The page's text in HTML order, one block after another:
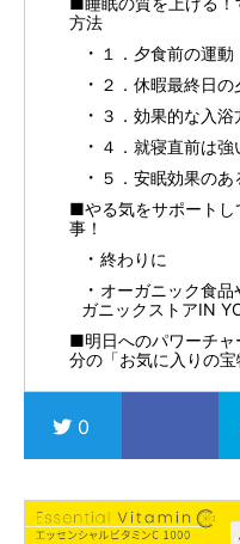
方法
１．夕食前の運動
２．休暇最終日の
３．効果的な入浴
４．就寝直前は
５．安眠効果のあ
■やる気をサポートし
事！
終わりに
オーガニック食
ガニックストアIN
■明日へのパワーチ
分の「お気に入りの
0